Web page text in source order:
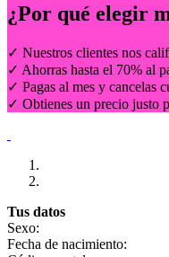
¿Por qué elegir
✓ Nuestros clientes nos
✓ Ahorras hasta el 70% al
✓ Pagas al mes y cancelas
✓ Obtienes un precio justo
Tus datos
Sexo:
Fecha de nacimiento: